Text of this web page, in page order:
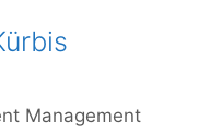
Management